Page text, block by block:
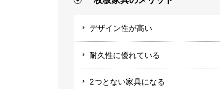
デザイン性が高い
耐久性に優れている
2つとない家具になる